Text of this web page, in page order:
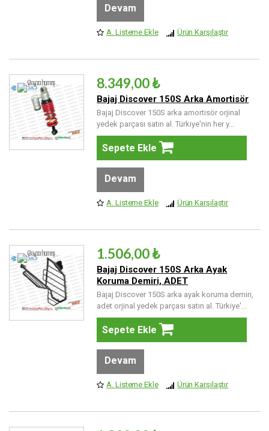
Devam
A. Listeme Ekle Ürün Karşılaştır
8.349,00 ₺
Bajaj Discover 150S Arka Amortisör
Bajaj Discover 150S arka amortisör orjinal
yedek parçası satın al. Türkiye'nin her y...
Sepete Ekle
Devam
A. Listeme Ekle Ürün Karşılaştır
1.506,00 ₺
Bajaj Discover 150S Arka Ayak
Koruma Demiri, ADET
Bajaj Discover 150S arka ayak koruma demiri,
adet orjinal yedek parçası satın al. Türkiye'...
Sepete Ekle
Devam
A. Listeme Ekle Ürün Karşılaştır